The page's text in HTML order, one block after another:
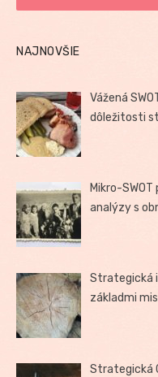
NAJNOVŠIE
Vážená
dôležitosti
Mikro-
analýzy s
Strategická
základmi
Strategická